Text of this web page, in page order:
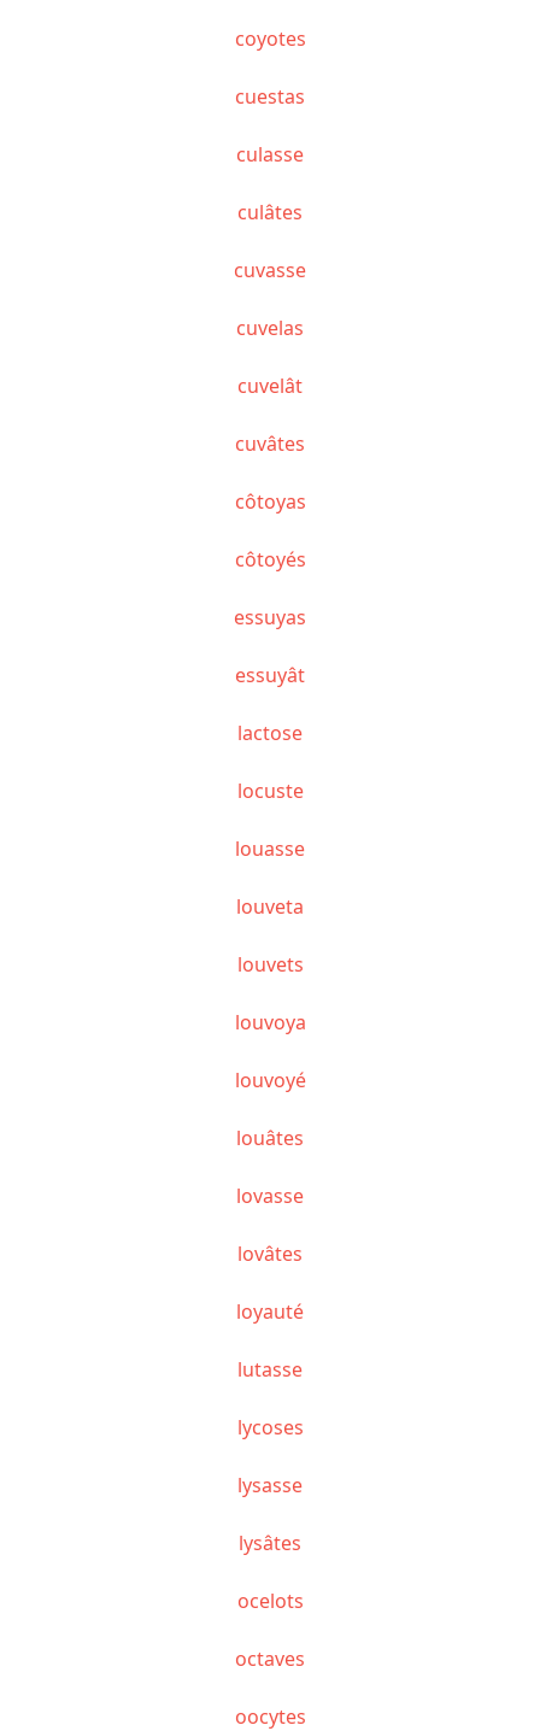
coyotes
cuestas
culasse
culâtes
cuvasse
cuvelas
cuvelât
cuvâtes
côtoyas
côtoyés
essuyas
essuyât
lactose
locuste
louasse
louveta
louvets
louvoya
louvoyé
louâtes
lovasse
lovâtes
loyauté
lutasse
lycoses
lysasse
lysâtes
ocelots
octaves
oocytes